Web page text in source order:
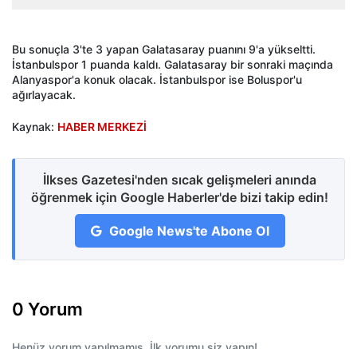
Bu sonuçla 3'te 3 yapan Galatasaray puanını 9'a yükseltti.
İstanbulspor 1 puanda kaldı. Galatasaray bir sonraki maçında
Alanyaspor'a konuk olacak. İstanbulspor ise Boluspor'u
ağırlayacak.
Kaynak: HABER MERKEZİ
İlkses Gazetesi'nden sıcak gelişmeleri anında
öğrenmek için Google Haberler'de bizi takip edin!
Google News'te Abone Ol
0 Yorum